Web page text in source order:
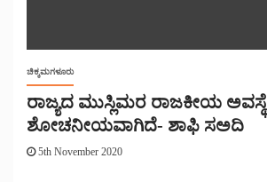
ಚಿಕ್ಕಮಗಳೂರು
ರಾಜ್ಯದ ಮುಸ್ಲಿಮರ ರಾಜಕೀಯ ಅವಸ್ಥೆ
ಶೋಚನೀಯವಾಗಿದೆ- ಶಾಫಿ ಸಅದಿ
5th November 2020